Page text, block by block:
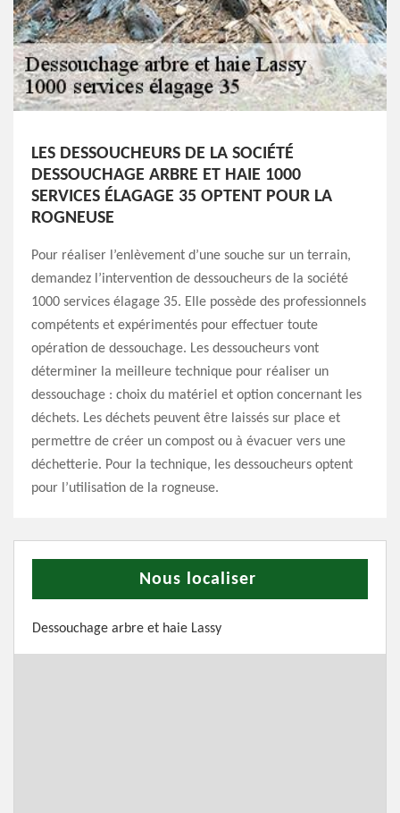
LES DESSOUCHEURS DE LA SOCIÉTÉ
DESSOUCHAGE ARBRE ET HAIE 1000
SERVICES ÉLAGAGE 35 OPTENT POUR LA
ROGNEUSE
Pour réaliser l’enlèvement d’une souche sur un terrain,
demandez l’intervention de dessoucheurs de la société
1000 services élagage 35. Elle possède des professionnels
compétents et expérimentés pour effectuer toute
opération de dessouchage. Les dessoucheurs vont
déterminer la meilleure technique pour réaliser un
dessouchage : choix du matériel et option concernant les
déchets. Les déchets peuvent être laissés sur place et
permettre de créer un compost ou à évacuer vers une
déchetterie. Pour la technique, les dessoucheurs optent
pour l’utilisation de la rogneuse.
Nous localiser
Dessouchage arbre et haie Lassy